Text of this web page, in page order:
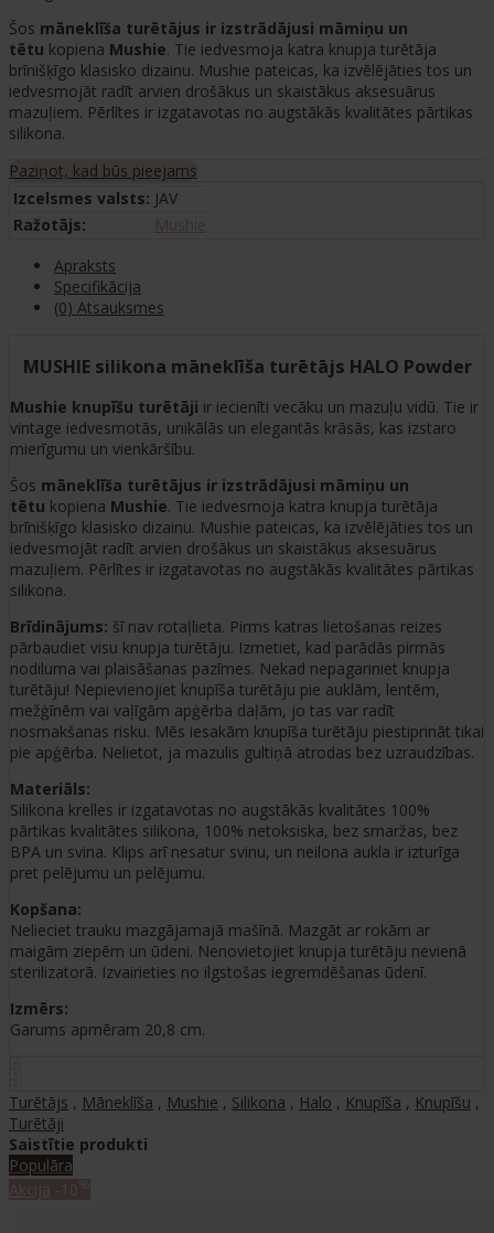
Šos māneklīša turētājus ir izstrādājusi māmiņu un
tētu kopiena Mushie. Tie iedvesmoja katra knupja turētāja
brīnišķīgo klasisko dizainu. Mushie pateicas, ka izvēlējāties tos un
iedvesmojāt radīt arvien drošākus un skaistākus aksesuārus
mazuļiem. Pērlītes ir izgatavotas no augstākās kvalitātes pārtikas
silikona.
Paziņot, kad būs pieejams
Izcelsmes valsts: JAV
Ražotājs:
Apraksts
Specifikācija
(0) Atsauksmes
MUSHIE silikona māneklīša turētājs HALO Powder
Mushie knupīšu turētāji ir iecienīti vecāku un mazuļu vidū. Tie ir
vintage iedvesmotās, unikālās un elegantās krāsās, kas izstaro
mierīgumu un vienkāršību.
Šos māneklīša turētājus ir izstrādājusi māmiņu un
tētu kopiena Mushie. Tie iedvesmoja katra knupja turētāja
brīnišķīgo klasisko dizainu. Mushie pateicas, ka izvēlējāties tos un
iedvesmojāt radīt arvien drošākus un skaistākus aksesuārus
mazuļiem. Pērlītes ir izgatavotas no augstākās kvalitātes pārtikas
silikona.
Brīdinājums: šī nav rotaļlieta. Pirms katras lietošanas reizes
pārbaudiet visu knupja turētāju. Izmetiet, kad parādās pirmās
nodiluma vai plaisāšanas pazīmes. Nekad nepagariniet knupja
turētāju! Nepievienojiet knupīša turētāju pie auklām, lentēm,
mežģīnēm vai vaļīgām apģērba daļām, jo ​​tas var radīt
nosmakšanas risku. Mēs iesakām knupīša turētāju piestiprināt tikai
pie apģērba. Nelietot, ja mazulis gultiņā atrodas bez uzraudzības.
Materiāls:
Silikona krelles ir izgatavotas no augstākās kvalitātes 100%
pārtikas kvalitātes silikona, 100% netoksiska, bez smaržas, bez
BPA un svina. Klips arī nesatur svinu, un neilona aukla ir izturīga
pret pelējumu un pelējumu.
Kopšana:
Nelieciet trauku mazgājamajā mašīnā. Mazgāt ar rokām ar
maigām ziepēm un ūdeni. Nenovietojiet knupja turētāju nevienā
sterilizatorā. Izvairieties no ilgstošas ​​iegremdēšanas ūdenī.
Izmērs:
Garums apmēram 20,8 cm.
Turētājs , Māneklīša , Mushie , Silikona , Halo , Knupīša , Knupīšu ,
Turētāji
Saistītie produkti
Populāra